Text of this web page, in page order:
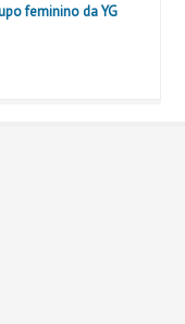
feminino da YG